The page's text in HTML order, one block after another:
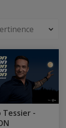
Tessier -